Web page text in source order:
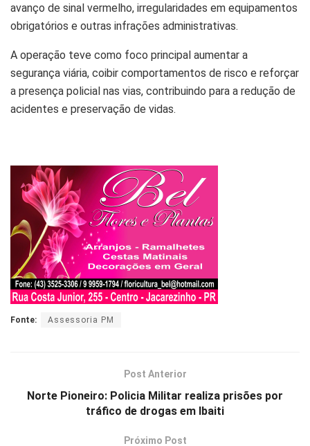
avanço de sinal vermelho, irregularidades em equipamentos
obrigatórios e outras infrações administrativas.
A operação teve como foco principal aumentar a
segurança viária, coibir comportamentos de risco e reforçar
a presença policial nas vias, contribuindo para a redução de
acidentes e preservação de vidas.
Fonte: Assessoria PM
Post Anterior
Norte Pioneiro: Policia Militar realiza prisões por
tráfico de drogas em Ibaiti
Próximo Post